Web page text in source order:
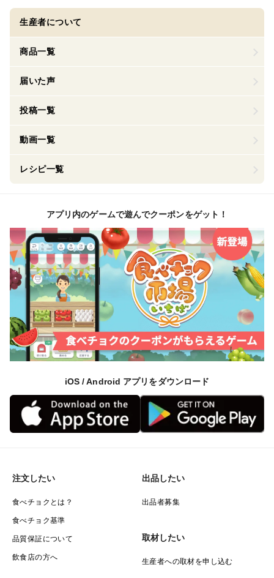
生産者について
商品一覧
届いた声
投稿一覧
動画一覧
レシピ一覧
アプリ内のゲームで遊んでクーポンをゲット！
iOS / Android アプリをダウンロード
注文したい
食べチョクとは？
食べチョク基準
品質保証について
飲食店の方へ
出品したい
出品者募集
取材したい
生産者への取材を申し込む